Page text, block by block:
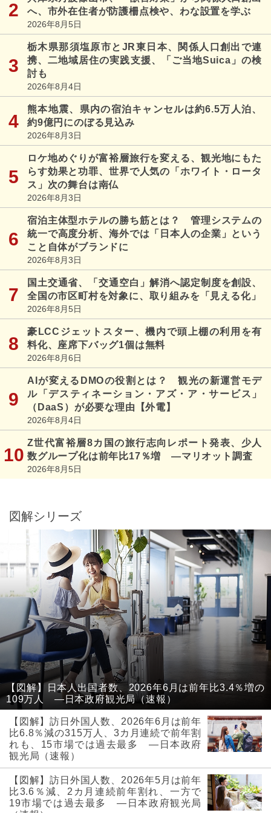
へ、市外在住者が防護柵点検や、わな設置を学ぶ
2026年8月5日
栃木県那須塩原市とJR東日本、関係人口創出で連
携、二地域居住の実践支援、「ご当地Suica」の検
討も
2026年8月4日
熊本地震、県内の宿泊キャンセルは約6.5万人泊、
約9億円にのぼる見込み
2026年8月3日
ロケ地めぐりが富裕層旅行を変える、観光地にもた
らす効果と功罪、世界で人気の「ホワイト・ロータ
ス」次の舞台は南仏
2026年8月3日
宿泊主体型ホテルの勝ち筋とは？ 管理システムの
統一で高度分析、海外では「日本人の企業」という
こと自体がブランドに
2026年8月3日
国土交通省、「交通空白」解消へ認定制度を創設、
全国の市区町村を対象に、取り組みを「見える化」
2026年8月5日
豪LCCジェットスター、機内で頭上棚の利用を有
料化、座席下バッグ1個は無料
2026年8月6日
AIが変えるDMOの役割とは？ 観光の新運営モデ
ル「デスティネーション・アズ・ア・サービス」
（DaaS）が必要な理由【外電】
2026年8月4日
Z世代富裕層8カ国の旅行志向レポート発表、少人
数グループ化は前年比17％増 ―マリオット調査
2026年8月5日
図解シリーズ
【図解】日本人出国者数、2026年6月は前年比3.4％増の
109万人 ―日本政府観光局（速報）
【図解】訪日外国人数、2026年6月は前年
比6.8％減の315万人、3カ月連続で前年割
れも、15市場では過去最多 ―日本政府
観光局（速報）
【図解】訪日外国人数、2026年5月は前年
比3.6％減、2カ月連続前年割れ、一方で
19市場では過去最多 ―日本政府観光局